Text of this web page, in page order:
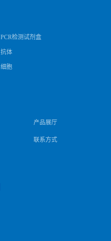
PCR检测试剂盒
抗体
细胞
产品展厅
联系方式